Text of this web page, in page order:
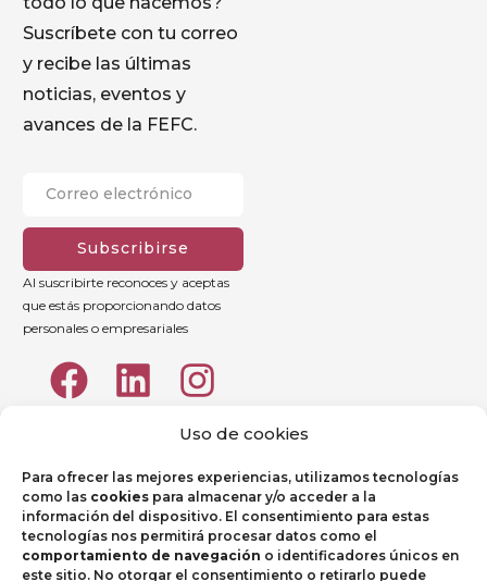
Uso de cookies
Para ofrecer las mejores experiencias, utilizamos tecnologías
como las cookies para almacenar y/o acceder a la
información del dispositivo. El consentimiento para estas
tecnologías nos permitirá procesar datos como el
comportamiento de navegación o identificadores únicos en
este sitio. No otorgar el consentimiento o retirarlo puede
Suscríbete con tu correo
y recibe las últimas
noticias, eventos y
avances de la FEFC.
Subscribirse
Al suscribirte reconoces y aceptas
que estás proporcionando datos
personales o empresariales